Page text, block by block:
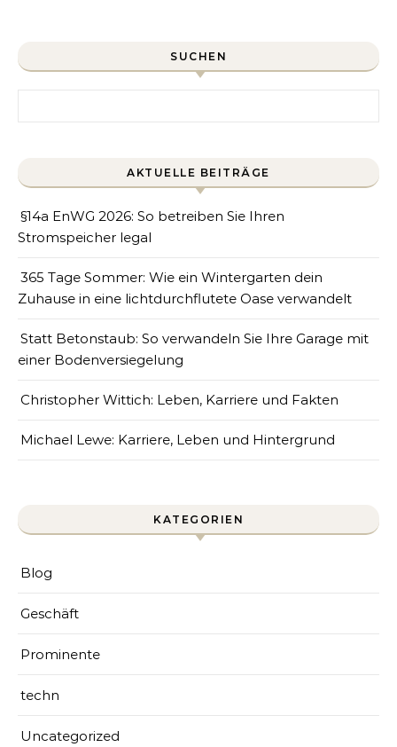
SUCHEN
AKTUELLE BEITRÄGE
§14a EnWG 2026: So betreiben Sie Ihren
Stromspeicher legal
365 Tage Sommer: Wie ein Wintergarten dein
Zuhause in eine lichtdurchflutete Oase verwandelt
Statt Betonstaub: So verwandeln Sie Ihre Garage mit
einer Bodenversiegelung
Christopher Wittich: Leben, Karriere und Fakten
Michael Lewe: Karriere, Leben und Hintergrund
KATEGORIEN
Blog
Geschäft
Prominente
techn
Uncategorized